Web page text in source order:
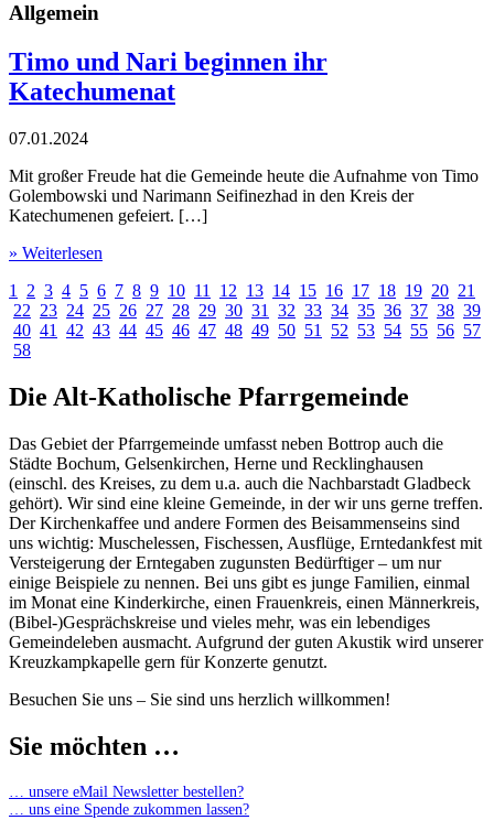
Allgemein
Timo und Nari beginnen ihr
Katechumenat
07.01.2024
Mit großer Freude hat die Gemeinde heute die Aufnahme von Timo
Golembowski und Narimann Seifinezhad in den Kreis der
Katechumenen gefeiert. […]
» Weiterlesen
1
2 3 4 5 6 7 8 9 10 11 12 13 14 15 16 17 18 19 20 21
22 23 24 25 26 27 28 29 30 31 32 33 34 35 36 37 38 39
40 41 42 43 44 45 46 47 48 49 50 51 52 53 54 55 56 57
58
Die Alt-Katholische Pfarrgemeinde
Das Gebiet der Pfarrgemeinde umfasst neben Bottrop auch die
Städte Bochum, Gelsenkirchen, Herne und Recklinghausen
(einschl. des Kreises, zu dem u.a. auch die Nachbarstadt Gladbeck
gehört). Wir sind eine kleine Gemeinde, in der wir uns gerne treffen.
Der Kirchenkaffee und andere Formen des Beisammenseins sind
uns wichtig: Muschelessen, Fischessen, Ausflüge, Erntedankfest mit
Versteigerung der Erntegaben zugunsten Bedürftiger – um nur
einige Beispiele zu nennen. Bei uns gibt es junge Familien, einmal
im Monat eine Kinderkirche, einen Frauenkreis, einen Männerkreis,
(Bibel-)Gesprächskreise und vieles mehr, was ein lebendiges
Gemeindeleben ausmacht. Aufgrund der guten Akustik wird unserer
Kreuzkampkapelle gern für Konzerte genutzt.
Besuchen Sie uns – Sie sind uns herzlich willkommen!
Sie möchten …
… unsere eMail Newsletter bestellen?
… uns eine Spende zukommen lassen?